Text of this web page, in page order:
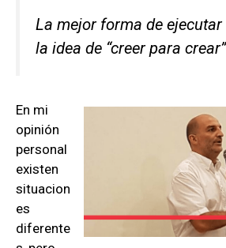
La mejor forma de ejecutar
la idea de “creer para
En mi
opinión
personal
existen
situacion
es
diferente